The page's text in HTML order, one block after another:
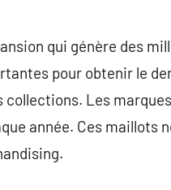
qui génère des
pour obtenir le
collections. Les
année. Ces maillots